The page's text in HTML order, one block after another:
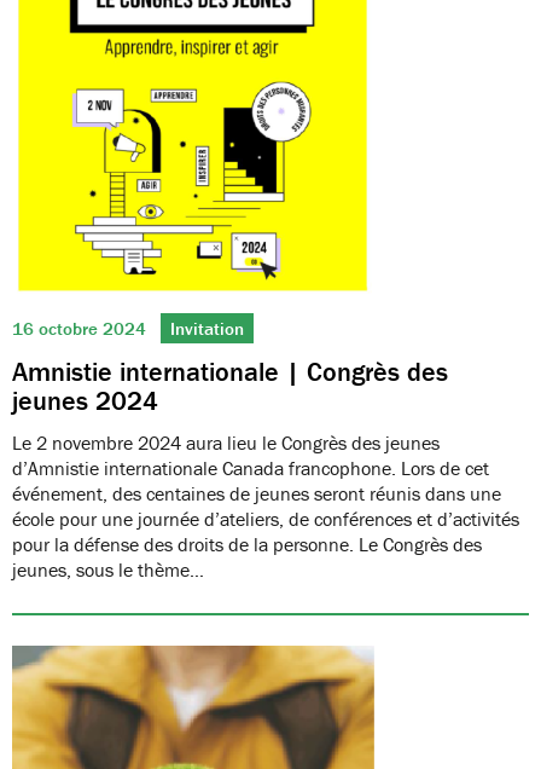
16 octobre 2024 Invitation
Amnistie internationale | Congrès des
jeunes 2024
Le 2 novembre 2024 aura lieu le Congrès des jeunes
d’Amnistie internationale Canada francophone. Lors de cet
événement, des centaines de jeunes seront réunis dans une
école pour une journée d’ateliers, de conférences et d’activités
pour la défense des droits de la personne. Le Congrès des
jeunes, sous le thème…